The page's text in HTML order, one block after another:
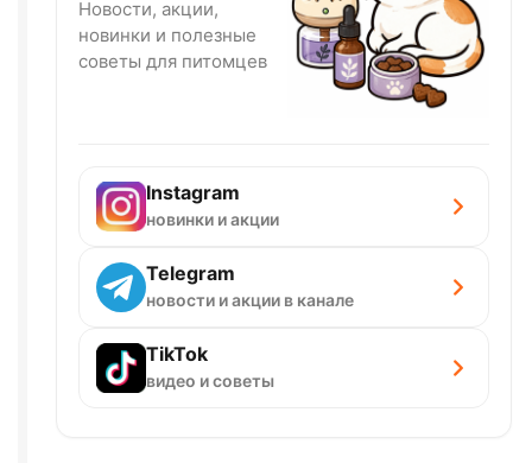
Новости, акции,
новинки и полезные
советы для питомцев
Instagram
новинки и акции
Telegram
новости и акции в канале
TikTok
видео и советы